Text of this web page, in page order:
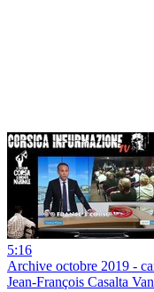
5:16
Archive octobre 2019 -
Jean-François Casalta